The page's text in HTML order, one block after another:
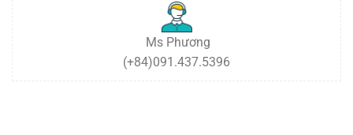
Ms Phương
(+84)091.437.5396